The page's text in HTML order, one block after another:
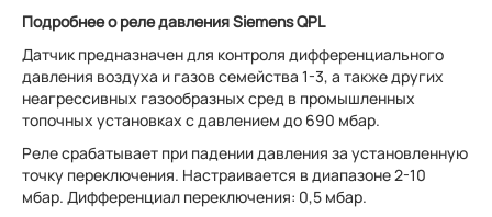
Подробнее о реле давления Siemens QPL
Датчик предназначен для контроля дифференциального
давления воздуха и газов семейства 1-3, а также других
неагрессивных газообразных сред в промышленных
топочных установках с давлением до 690 мбар.
Реле срабатывает при падении давления за установленную
точку переключения. Настраивается в диапазоне 2-10
мбар. Дифференциал переключения: 0,5 мбар.